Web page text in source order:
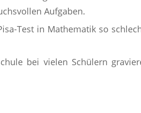
Aufgaben.
Test in Mathematik so
bei vielen Schülern